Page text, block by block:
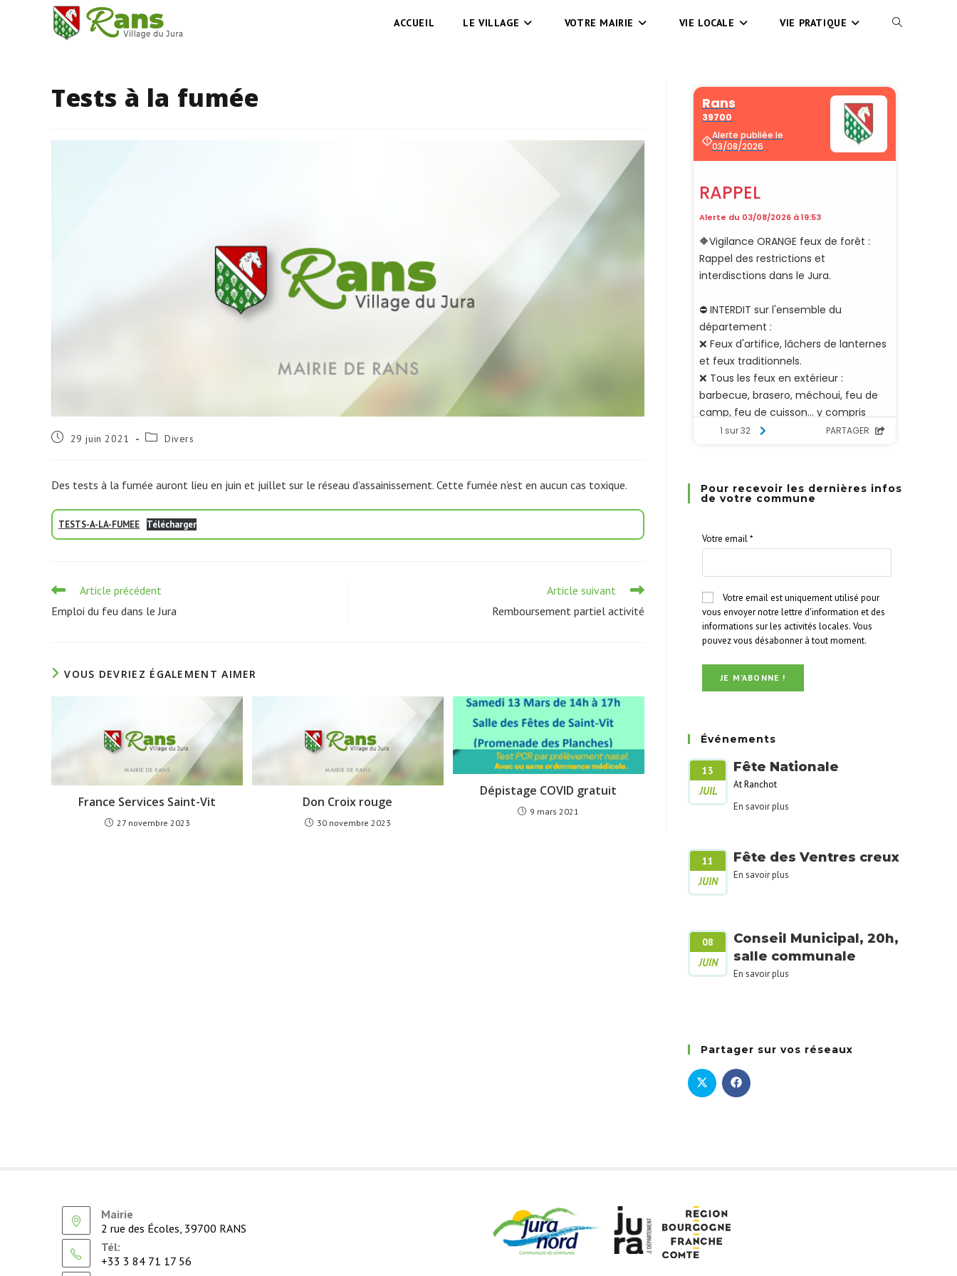
ACCUEIL LE VILLAGE VOTRE MAIRIE VIE LOCALE VIE PRATIQUE TOGGLE
Tests à la fumée
Publication
29 juin 2021
Post Divers
Des tests à la fumée auront lieu en juin et juillet sur le réseau d’assainissement. Cette fumée n’est en aucun cas toxique.
TESTS-A-LA-FUMEE Télécharger
Read
articles
Article précédent
Emploi du feu dans le Jura
Article suivant
Remboursement partiel activité
VOUS DEVRIEZ ÉGALEMENT AIMER
France Services Saint-Vit
27 novembre 2023
Don Croix rouge
30 novembre 2023
Dépistage COVID gratuit
9 mars 2021
Pour recevoir les dernières infos
de votre commune
Votre email*
Votre email est uniquement utilisé pour
vous envoyer notre lettre d'information et des
informations sur les activités locales. Vous
pouvez vous désabonner à tout moment.
Événements
13
JUIL
Fête Nationale
At Ranchot
En savoir plus
11
JUIN
Fête des Ventres creux
En savoir plus
08
JUIN
Conseil Municipal, 20h,
salle communale
En savoir plus
Partager sur vos réseaux
Mairie
2 rue des Écoles, 39700 RANS
Tél:
+33 3 84 71 17 56